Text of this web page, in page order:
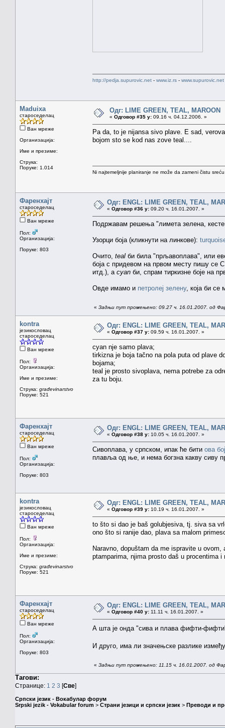
http://pedja.supurovic.net - www.iz.rs - www.supurovic.net
Maduixa
староседелац
Ван мреже
Организација:
Име и презиме:
Струка:
Поруке: 1.014
Одг: LIME GREEN, TEAL, MAROON
« Одговор #35 у: 09.16 ч. 04.12.2006. »
Pa da, to je nijansa sivo plave. E sad,
bojom sto se kod nas zove teal....
Ni najtemeljnije planiranje ne može da zameni čistu
Фаренхајт
староседелац
Ван мреже
Пол:
Организација:
Поруке: 803
Одг: ENGL: LIME GREEN, TEAL,
« Одговор #36 у: 09.20 ч. 16.01.2007. »
Подржавам решења "лимета зелена,
Узорци боја (кликнути на линкове):
Очито, teal би била "прљавоплава", или
боја с придевом на првом месту пишу се
итд.), а cyan би, спрам тиркизне боје на
Овде имамо и петролеј зелену, која би се
« Задњи пут промењено: 09.27 ч. 16.01.2007. од
kontra
језикословац
староседелац
Ван мреже
Пол:
Организација:
Име и презиме:
Струка: građevinarstvo
Поруке: 521
Одг: ENGL: LIME GREEN, TEAL,
« Одговор #37 у: 09.59 ч. 16.01.2007. »
cyan nje samo plava;
tirkizna je boja tačno na pola puta od plave
bojama;
teal je prosto sivoplava, nema potrebe za
za tu boju.
Фаренхајт
староседелац
Ван мреже
Пол:
Организација:
Поруке: 803
Одг: ENGL: LIME GREEN, TEAL,
« Одговор #38 у: 10.05 ч. 16.01.2007. »
Сивоплава, у српском, ипак ће бити ова
плавља од ње, и нема богзна какву сиву
kontra
језикословац
староседелац
Ван мреже
Пол:
Организација:
Име и презиме:
Струка: građevinarstvo
Поруке: 521
Одг: ENGL: LIME GREEN, TEAL,
« Одговор #39 у: 10.19 ч. 16.01.2007. »
to što si dao je baš golubjesiva, tj. siva sa
ono što si ranije dao, plava sa malom
Naravno, dopuštam da me ispravite u
ptamparima, njima prosto daš u procentima
Фаренхајт
староседелац
Ван мреже
Пол:
Организација:
Поруке: 803
Одг: ENGL: LIME GREEN, TEAL,
« Одговор #40 у: 11.11 ч. 16.01.2007. »
А шта је онда "сива и плава фифти-
И друго, има ли значењске разлике
« Задњи пут промењено: 11.15 ч. 16.01.2007. од
Тагови:
Странице: 1 2 3 [Све]
Српски језик - Вокабулар форум
Srpski jezik - Vokabular forum > Страни језици и српски језик > Преводи и